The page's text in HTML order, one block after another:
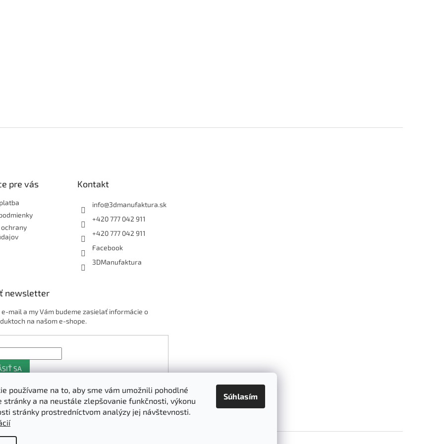
používame na to, aby sme vám umožnili pohodlné
stránky a na neustále zlepšovanie funkčnosti, výkonu
stránky prostredníctvom analýzy jej návštevnosti.
Súhlasím
pre vás
ochrany
Kontakt
info@3dmanufaktura.sk
+420 777 042 911
+420 777 042 911
Facebook
3DManufaktura
newsletter
mail a my Vám budeme zasielať informácie o
na našom e-shope.
SA
Shoptet.sk